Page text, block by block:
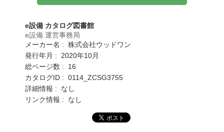
e設備 カタログ図書館
e設備 運営事務局
メーカー名 : 株式会社ウッドワン
発行年月 : 2020年10月
総ページ数 : 16
カタログID : 0114_ZCSG3755
詳細情報 : なし
リンク情報 : なし